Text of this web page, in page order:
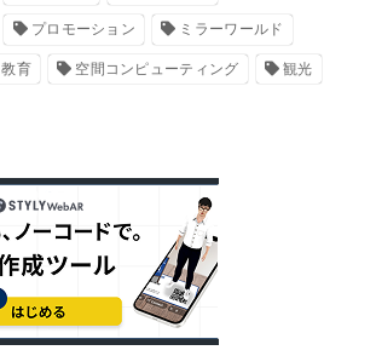
プロモーション ミラーワールド
教育 空間コンピューティング 観光